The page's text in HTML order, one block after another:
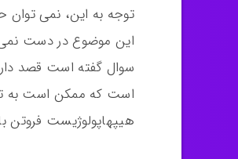
توجه به این، نمی توان
این موضوع در دست نمی
است که ممکن است به
هیپهاپولوژیست فروتن